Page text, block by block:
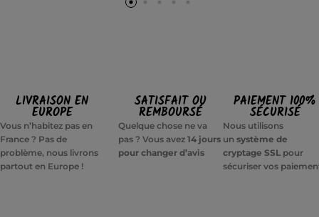
LIVRAISON EN
EUROPE
Vous n’habitez pas en
France ? Pas de
problème, nous livrons
partout en Europe !
SATISFAIT OU
REMBOURSÉ
Quelque chose ne va
pas ? Vous avez14 jours
pour changer d’avis
PAIEMENT 100%
SÉCURISÉ
Nous utilisons
un système de
cryptage SSLpour
sécuriser vos